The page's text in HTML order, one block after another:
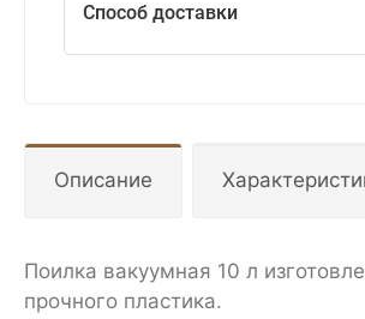
Способ доставки
Описание
Поилка вакуумная 10 л
прочного пластика.